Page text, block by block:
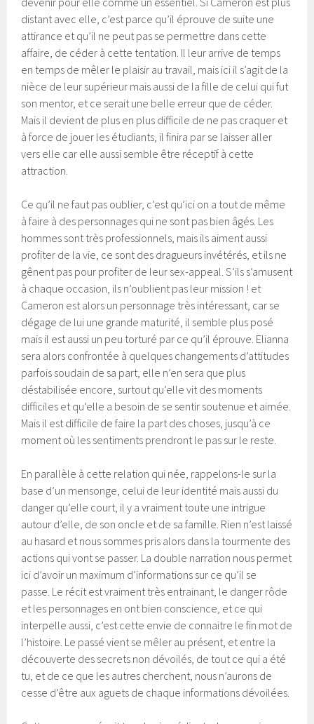
distant avec elle, c’est parce qu’il éprouve de suite une
attirance et qu’il ne peut pas se permettre dans cette
affaire, de céder à cette tentation. Il leur arrive de temps
en temps de mêler le plaisir au travail, mais ici il s’agit de la
nièce de leur supérieur mais aussi de la fille de celui qui fut
son mentor, et ce serait une belle erreur que de céder.
Mais il devient de plus en plus difficile de ne pas craquer et
à force de jouer les étudiants, il finira par se laisser aller
vers elle car elle aussi semble être réceptif à cette
attraction.
Ce qu’il ne faut pas oublier, c’est qu’ici on a tout de même
à faire à des personnages qui ne sont pas bien âgés. Les
hommes sont très professionnels, mais ils aiment aussi
profiter de la vie, ce sont des dragueurs invétérés, et ils ne
gênent pas pour profiter de leur sex-appeal. S’ils s’amusent
à chaque occasion, ils n’oublient pas leur mission ! et
Cameron est alors un personnage très intéressant, car se
dégage de lui une grande maturité, il semble plus posé
mais il est aussi un peu torturé par ce qu’il éprouve. Elianna
sera alors confrontée à quelques changements d’attitudes
parfois soudain de sa part, elle n’en sera que plus
déstabilisée encore, surtout qu’elle vit des moments
difficiles et qu’elle a besoin de se sentir soutenue et aimée.
Mais il est difficile de faire la part des choses, jusqu’à ce
moment où les sentiments prendront le pas sur le reste.
En parallèle à cette relation qui née, rappelons-le sur la
base d’un mensonge, celui de leur identité mais aussi du
danger qu’elle court, il y a vraiment toute une intrigue
autour d’elle, de son oncle et de sa famille. Rien n’est laissé
au hasard et nous sommes pris alors dans la tourmente des
actions qui vont se passer. La double narration nous permet
ici d’avoir un maximum d’informations sur ce qu’il se
passe. Le récit est vraiment très entrainant, le danger rôde
et les personnages en ont bien conscience, et ce qui
interpelle aussi, c’est cette envie de connaitre le fin mot de
l’histoire. Le passé vient se mêler au présent, et entre la
découverte des secrets non dévoilés, de tout ce qui a été
tu, et de ce que les autres cherchent, nous n’aurons de
cesse d’être aux aguets de chaque informations dévoilées.